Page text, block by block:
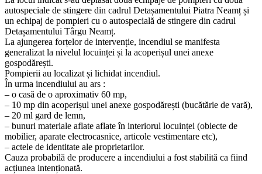
autospeciale de stingere din cadrul Detașamentului Piatra Neamț și
un echipaj de pompieri cu o autospecială de stingere din cadrul
Detașamentului Târgu Neamț.
La ajungerea forțelor de intervenție, incendiul se manifesta
generalizat la nivelul locuinței și la acoperișul unei anexe
gospodărești.
Pompierii au localizat și lichidat incendiul.
În urma incendiului au ars :
– o casă de o aproximativ 60 mp,
– 10 mp din acoperișul unei anexe gospodărești (bucătărie de vară),
– 20 ml gard de lemn,
– bunuri materiale aflate aflate în interiorul locuinței (obiecte de
mobilier, aparate electrocasnice, articole vestimentare etc),
– actele de identitate ale proprietarilor.
Cauza probabilă de producere a incendiului a fost stabilită ca fiind
acțiunea intenționată.